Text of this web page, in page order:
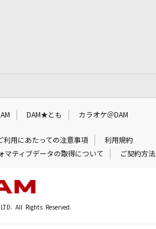
DAM★とも カラオケ＠DAM
利用にあたっての注意事項
利用規約
マティブデータの取得について ご契約方法
All Rights Reserved.